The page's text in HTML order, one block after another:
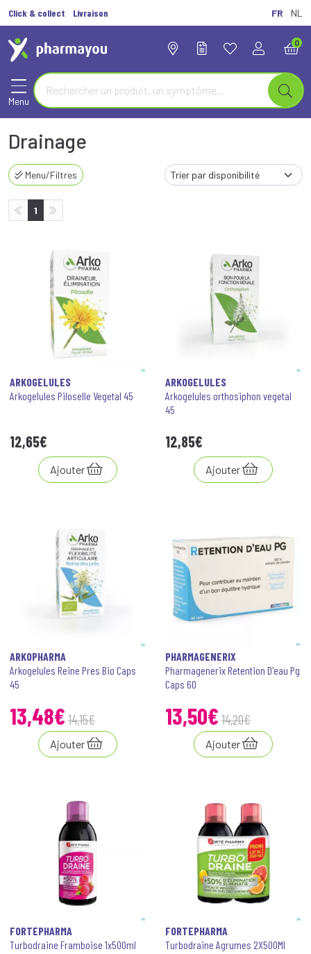
Click & collect Livraison FR NL
0
Menu
Drainage
Menu/Filtres
1
ARKOGELULES
Arkogelules Piloselle Vegetal 45
12,65€
Ajouter
ARKOGELULES
Arkogelules orthosiphon vegetal
45
12,85€
Ajouter
ARKOPHARMA
Arkogelules Reine Pres Bio Caps
45
13,48€ 14,15€
Ajouter
PHARMAGENERIX
Pharmagenerix Retention D'eau Pg
Caps 60
13,50€ 14,20€
Ajouter
FORTEPHARMA
Turbodraine Framboise 1x500ml
FORTEPHARMA
Turbodraine Agrumes 2X500Ml